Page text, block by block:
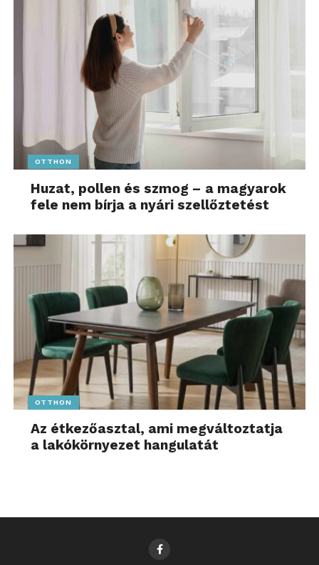
OTTHON
Huzat, pollen és szmog – a magyarok
fele nem bírja a nyári szellőztetést
OTTHON
Az étkezőasztal, ami megváltoztatja
a lakókörnyezet hangulatát